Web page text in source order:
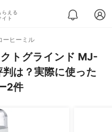
らえる
イト
ーヒーミル
トグラインド MJ-
は？実際に使った
2件